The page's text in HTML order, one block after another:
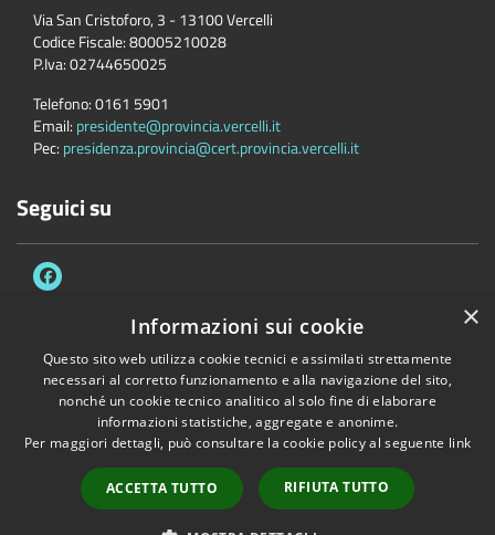
Via San Cristoforo, 3 - 13100 Vercelli
Codice Fiscale:80005210028
P.Iva:02744650025
Telefono:0161 5901
Email: presidente@provincia.vercelli.it
Pec: presidenza.provincia@cert.provincia.vercelli.it
Seguici su
Accessibilità Privacy Cookie
Mappa del sito
Dichiarazione di accessibilità e meccanismo di feedback
Link Utili
Copyright © 2026 • Provincia di Vercelli • Powered byMunicipium•
×
Informazioni sui cookie
Questo sito web utilizza cookie tecnici e assimilati strettamente
necessari al corretto funzionamento e alla navigazione del sito,
nonché un cookie tecnico analitico al solo fine di elaborare
informazioni statistiche, aggregate e anonime.
Per maggiori dettagli, può consultare la cookie policy al seguente link
ACCETTA TUTTO RIFIUTA TUTTO